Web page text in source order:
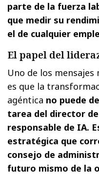
parte de la fuerza
que medir su
el de cualquier
El papel del
Uno de los
es que la
agéntica no puede
tarea del director
responsable de IA.
estratégica que
consejo de
futuro mismo de la